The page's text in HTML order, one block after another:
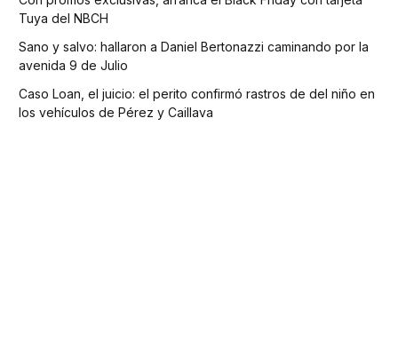
Tuya del NBCH
Sano y salvo: hallaron a Daniel Bertonazzi caminando por la
avenida 9 de Julio
Caso Loan, el juicio: el perito confirmó rastros de del niño en
los vehículos de Pérez y Caillava